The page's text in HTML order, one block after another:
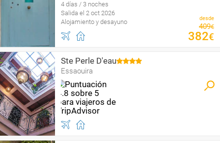
4 días / 3 noches
Salida el 2 oct 2026
Alojamiento y desayuno
desde
409€
382€
Ste Perle D'eau
Essaouira